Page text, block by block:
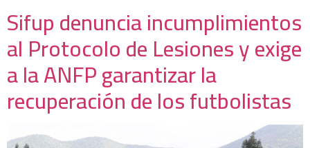
Sifup denuncia incumplimientos
al Protocolo de Lesiones y exige
a la ANFP garantizar la
recuperación de los futbolistas